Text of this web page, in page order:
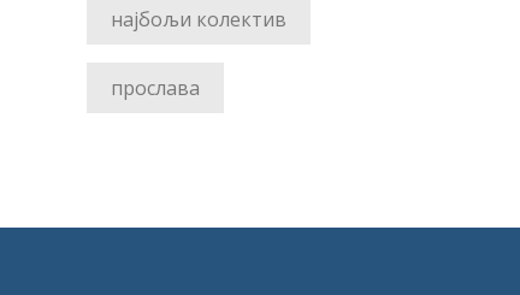
најбољи колектив
прослава